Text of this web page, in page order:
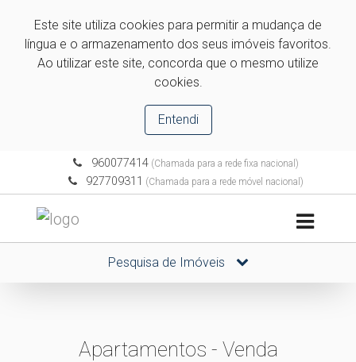
Este site utiliza cookies para permitir a mudança de
língua e o armazenamento dos seus imóveis favoritos.
Ao utilizar este site, concorda que o mesmo utilize
cookies.
Entendi
960077414(Chamada para a rede fixa nacional)
927709311 (Chamada para a rede móvel nacional)
Pesquisa de Imóveis
Apartamentos - Venda